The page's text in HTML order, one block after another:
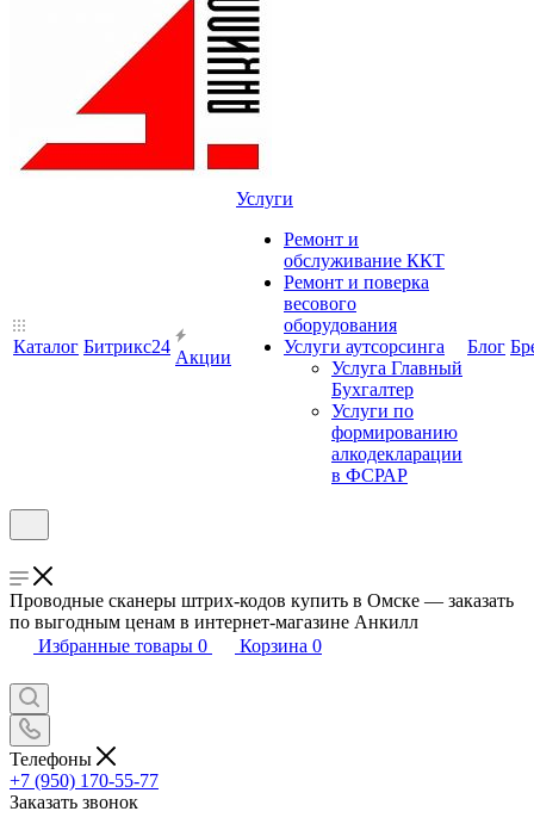
Каталог Битрикс24
Акции
Услуги
Ремонт и
обслуживание ККТ
Ремонт и поверка
весового
оборудования
Услуги аутсорсинга
Услуга Главный
Бухгалтер
Услуги по
формированию
алкодекларации
в ФСРАР
Блог
Проводные сканеры штрих-кодов купить в Омске — заказать
по выгодным ценам в интернет-магазине Анкилл
Избранные товары 0 Корзина 0
Телефоны
+7 (950) 170-55-77
Заказать звонок